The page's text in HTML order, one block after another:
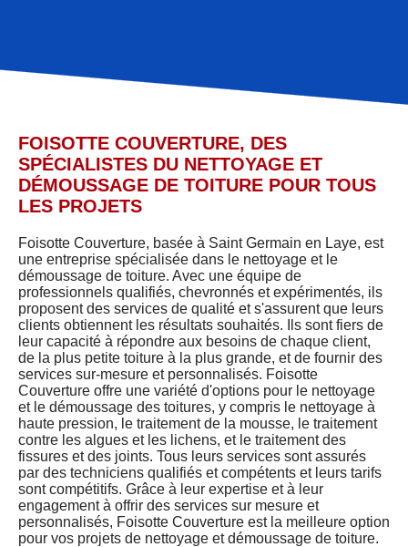
FOISOTTE COUVERTURE, DES
SPÉCIALISTES DU NETTOYAGE ET
DÉMOUSSAGE DE TOITURE POUR TOUS
LES PROJETS
Foisotte Couverture, basée à Saint Germain en Laye, est
une entreprise spécialisée dans le nettoyage et le
démoussage de toiture. Avec une équipe de
professionnels qualifiés, chevronnés et expérimentés, ils
proposent des services de qualité et s'assurent que leurs
clients obtiennent les résultats souhaités. Ils sont fiers de
leur capacité à répondre aux besoins de chaque client,
de la plus petite toiture à la plus grande, et de fournir des
services sur-mesure et personnalisés. Foisotte
Couverture offre une variété d'options pour le nettoyage
et le démoussage des toitures, y compris le nettoyage à
haute pression, le traitement de la mousse, le traitement
contre les algues et les lichens, et le traitement des
fissures et des joints. Tous leurs services sont assurés
par des techniciens qualifiés et compétents et leurs tarifs
sont compétitifs. Grâce à leur expertise et à leur
engagement à offrir des services sur mesure et
personnalisés, Foisotte Couverture est la meilleure option
pour vos projets de nettoyage et démoussage de toiture.